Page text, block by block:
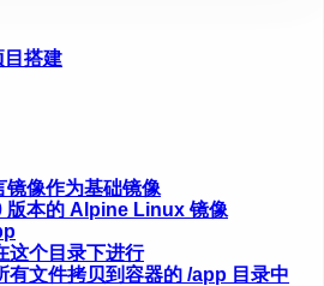
搭建
镜像作为基础镜像
版本的 Alpine Linux 镜像
这个目录下进行
有文件拷贝到容器的 /app 目录中